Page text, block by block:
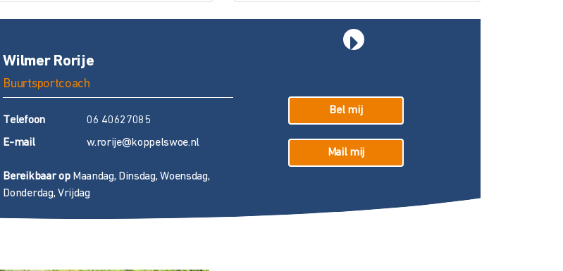
Wilmer Rorije
Buurtsportcoach
Telefoon
06 40627085
E-mail w.rorije@koppelswoe.nl
Bereikbaar opMaandag, Dinsdag, Woensdag,
Donderdag, Vrijdag
Bel mij
Mail mij